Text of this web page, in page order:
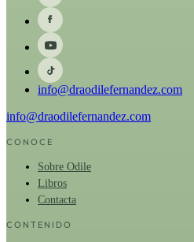
info@draodilefernandez.com
info@draodilefernandez.com
CONOCE
Sobre Odile
Libros
Contacta
CONTENIDO